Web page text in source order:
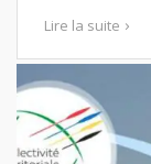
Lire la suite